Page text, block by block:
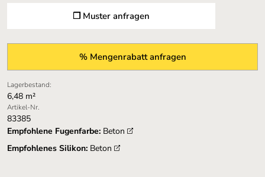
❐ Muster anfragen
% Mengenrabatt anfragen
Lagerbestand:
6,48 m²
Artikel-Nr.
83385
Empfohlene Fugenfarbe: Beton
Empfohlenes Silikon: Beton